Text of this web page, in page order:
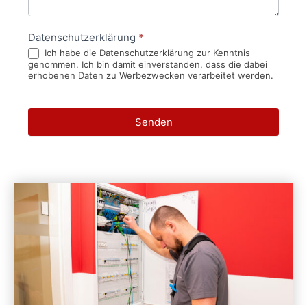
Datenschutzerklärung *
Ich habe die Datenschutzerklärung zur Kenntnis
genommen. Ich bin damit einverstanden, dass die dabei
erhobenen Daten zu Werbezwecken verarbeitet werden.
Senden